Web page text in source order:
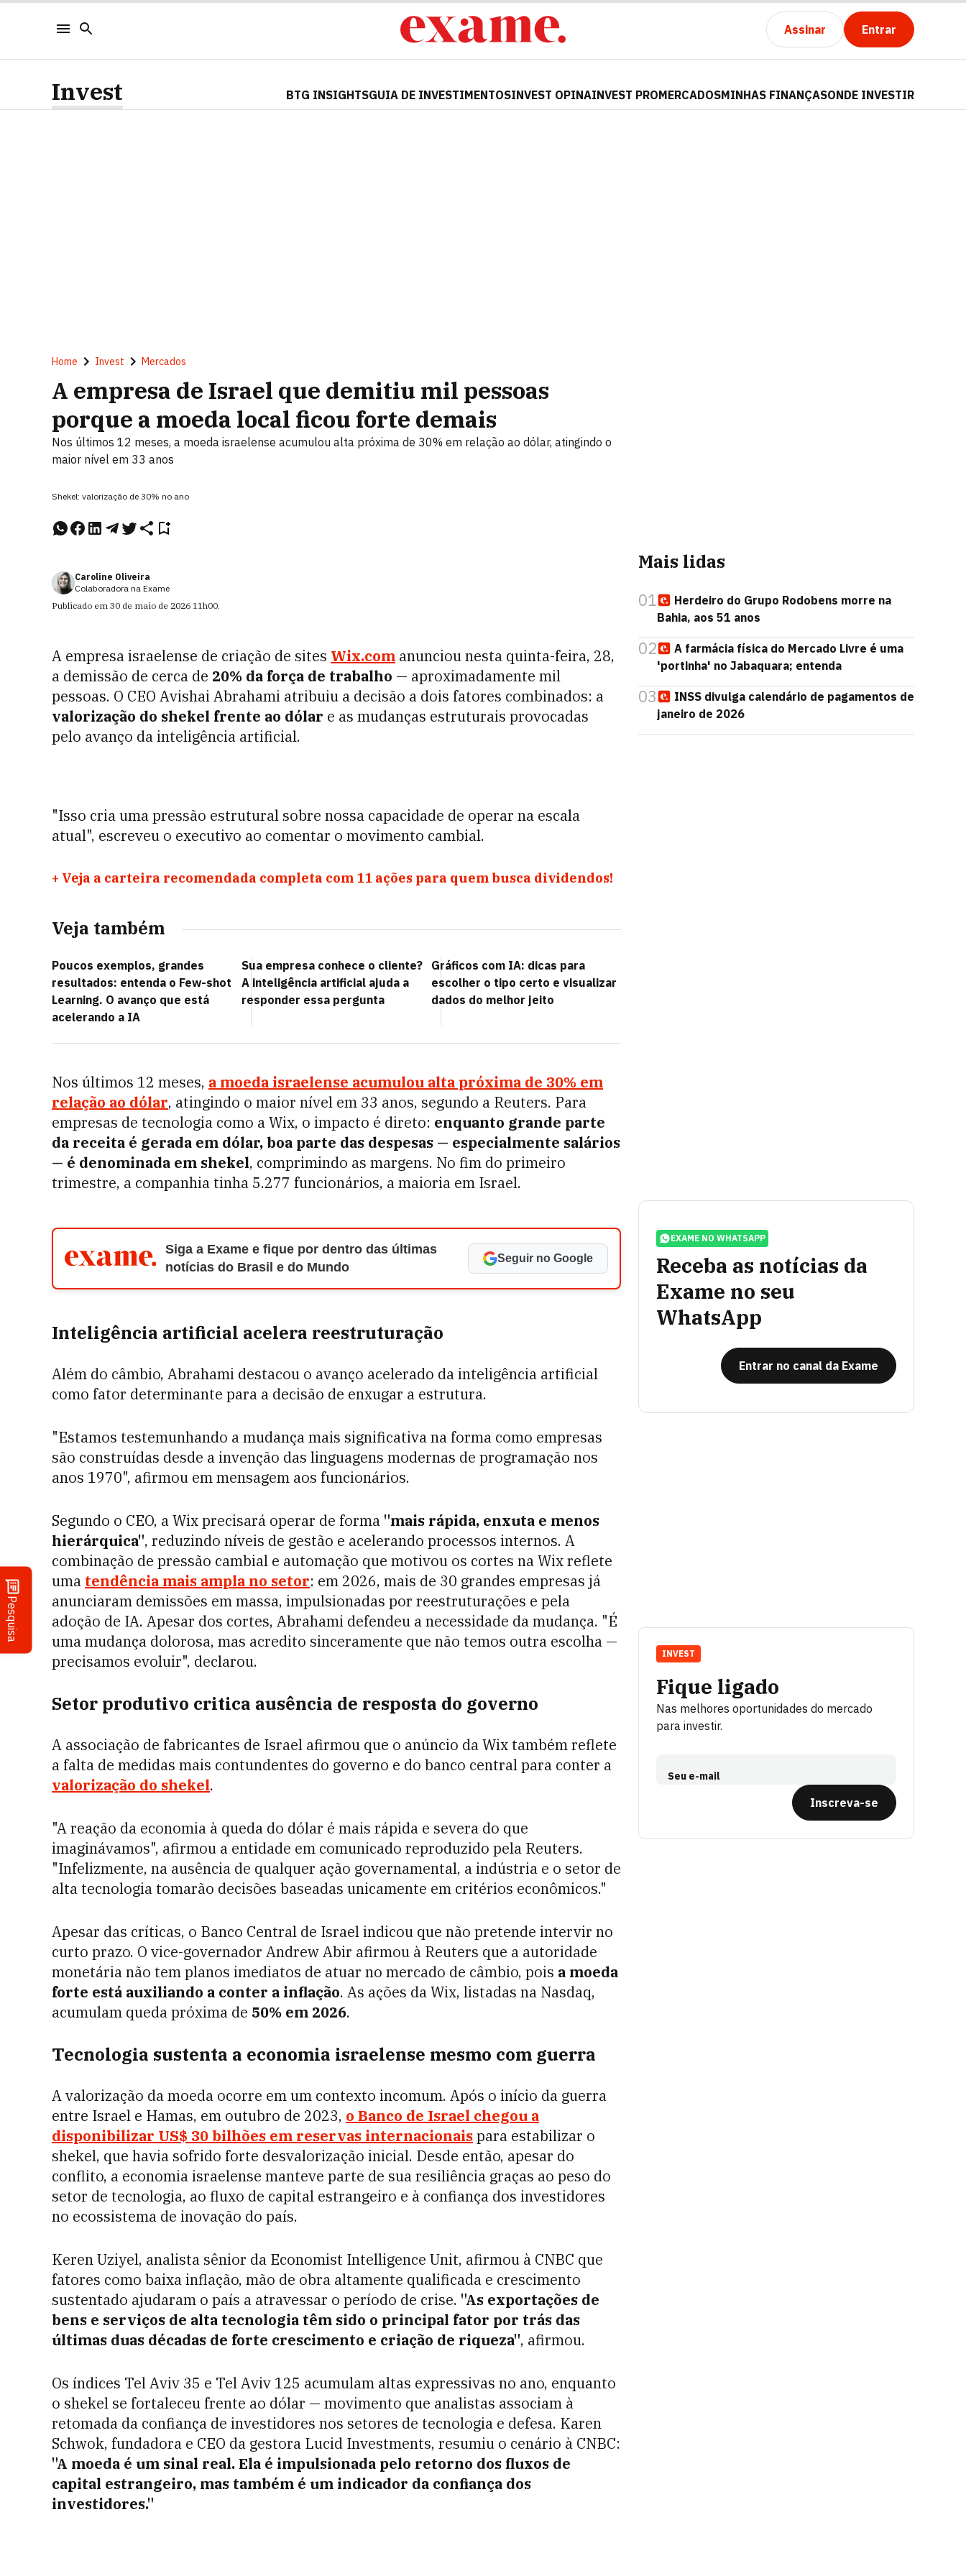
Assinar Entrar
Pesquisa
Invest BTG INSIGHTSGUIA DE INVESTIMENTOSINVEST OPINAINVEST PROMERCADOSMINHAS FINANÇASONDE INVESTIR
Home Invest Mercados
A empresa de Israel que demitiu mil pessoas
porque a moeda local ficou forte demais
Nos últimos 12 meses, a moeda israelense acumulou alta próxima de 30% em relação ao dólar, atingindo o
maior nível em 33 anos
Shekel: valorização de 30% no ano
Caroline Oliveira
Colaboradora na Exame
Publicado em 30 de maio de 2026 11h00.
A empresa israelense de criação de sites Wix.com anunciou nesta quinta-feira, 28,
a demissão de cerca de 20% da força de trabalho — aproximadamente mil
pessoas. O CEO Avishai Abrahami atribuiu a decisão a dois fatores combinados: a
valorização do shekel frente ao dólar e as mudanças estruturais provocadas
pelo avanço da inteligência artificial.
"Isso cria uma pressão estrutural sobre nossa capacidade de operar na escala
atual", escreveu o executivo ao comentar o movimento cambial.
+ Veja a carteira recomendada completa com 11 ações para quem busca dividendos!
Veja também
Poucos exemplos, grandes
resultados: entenda o Few-shot
Learning. O avanço que está
acelerando a IA
Sua empresa conhece o cliente?
A inteligência artificial ajuda a
responder essa pergunta
Gráficos com IA: dicas para
escolher o tipo certo e visualizar
dados do melhor jeito
Nos últimos 12 meses, a moeda israelense acumulou alta próxima de 30% em
relação ao dólar, atingindo o maior nível em 33 anos, segundo a Reuters. Para
empresas de tecnologia como a Wix, o impacto é direto: enquanto grande parte
da receita é gerada em dólar, boa parte das despesas — especialmente salários
— é denominada em shekel, comprimindo as margens. No fim do primeiro
trimestre, a companhia tinha 5.277 funcionários, a maioria em Israel.
Siga a Exame e fique por dentro das últimas
notícias do Brasil e do Mundo
Seguir no Google
Inteligência artificial acelera reestruturação
Além do câmbio, Abrahami destacou o avanço acelerado da inteligência artificial
como fator determinante para a decisão de enxugar a estrutura.
"Estamos testemunhando a mudança mais significativa na forma como empresas
são construídas desde a invenção das linguagens modernas de programação nos
anos 1970", afirmou em mensagem aos funcionários.
Segundo o CEO, a Wix precisará operar de forma "mais rápida, enxuta e menos
hierárquica", reduzindo níveis de gestão e acelerando processos internos. A
combinação de pressão cambial e automação que motivou os cortes na Wix reflete
uma tendência mais ampla no setor: em 2026, mais de 30 grandes empresas já
anunciaram demissões em massa, impulsionadas por reestruturações e pela
adoção de IA. Apesar dos cortes, Abrahami defendeu a necessidade da mudança. "É
uma mudança dolorosa, mas acredito sinceramente que não temos outra escolha —
precisamos evoluir", declarou.
Setor produtivo critica ausência de resposta do governo
A associação de fabricantes de Israel afirmou que o anúncio da Wix também reflete
a falta de medidas mais contundentes do governo e do banco central para conter a
valorização do shekel.
"A reação da economia à queda do dólar é mais rápida e severa do que
imaginávamos", afirmou a entidade em comunicado reproduzido pela Reuters.
"Infelizmente, na ausência de qualquer ação governamental, a indústria e o setor de
alta tecnologia tomarão decisões baseadas unicamente em critérios econômicos."
Apesar das críticas, o Banco Central de Israel indicou que não pretende intervir no
curto prazo. O vice-governador Andrew Abir afirmou à Reuters que a autoridade
monetária não tem planos imediatos de atuar no mercado de câmbio, pois a moeda
forte está auxiliando a conter a inflação. As ações da Wix, listadas na Nasdaq,
acumulam queda próxima de 50% em 2026.
Tecnologia sustenta a economia israelense mesmo com guerra
A valorização da moeda ocorre em um contexto incomum. Após o início da guerra
entre Israel e Hamas, em outubro de 2023, o Banco de Israel chegou a
disponibilizar US$ 30 bilhões em reservas internacionaispara estabilizar o
shekel, que havia sofrido forte desvalorização inicial. Desde então, apesar do
conflito, a economia israelense manteve parte de sua resiliência graças ao peso do
setor de tecnologia, ao fluxo de capital estrangeiro e à confiança dos investidores
no ecossistema de inovação do país.
Keren Uziyel, analista sênior da Economist Intelligence Unit, afirmou à CNBC que
fatores como baixa inflação, mão de obra altamente qualificada e crescimento
sustentado ajudaram o país a atravessar o período de crise. "As exportações de
bens e serviços de alta tecnologia têm sido o principal fator por trás das
últimas duas décadas de forte crescimento e criação de riqueza", afirmou.
Os índices Tel Aviv 35 e Tel Aviv 125 acumulam altas expressivas no ano, enquanto
o shekel se fortaleceu frente ao dólar — movimento que analistas associam à
retomada da confiança de investidores nos setores de tecnologia e defesa. Karen
Schwok, fundadora e CEO da gestora Lucid Investments, resumiu o cenário à CNBC:
"A moeda é um sinal real. Ela é impulsionada pelo retorno dos fluxos de
capital estrangeiro, mas também é um indicador da confiança dos
investidores."
Mais lidas
01
Herdeiro do Grupo Rodobens morre na
Bahia, aos 51 anos
02
A farmácia física do Mercado Livre é uma
'portinha' no Jabaquara; entenda
03
INSS divulga calendário de pagamentos de
janeiro de 2026
EXAME NO WHATSAPP
Receba as notícias da
Exame no seu
WhatsApp
Entrar no canal da Exame
Fique ligado
Nas melhores oportunidades do mercado
para investir.
Seu e-mail
Inscreva-se
INVEST